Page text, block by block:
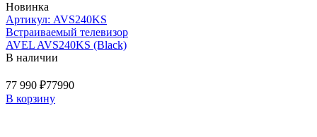
Новинка
Артикул: AVS240KS
Встраиваемый телевизор
AVEL AVS240KS (Black)
В наличии
77 990 ₽77990
В корзину